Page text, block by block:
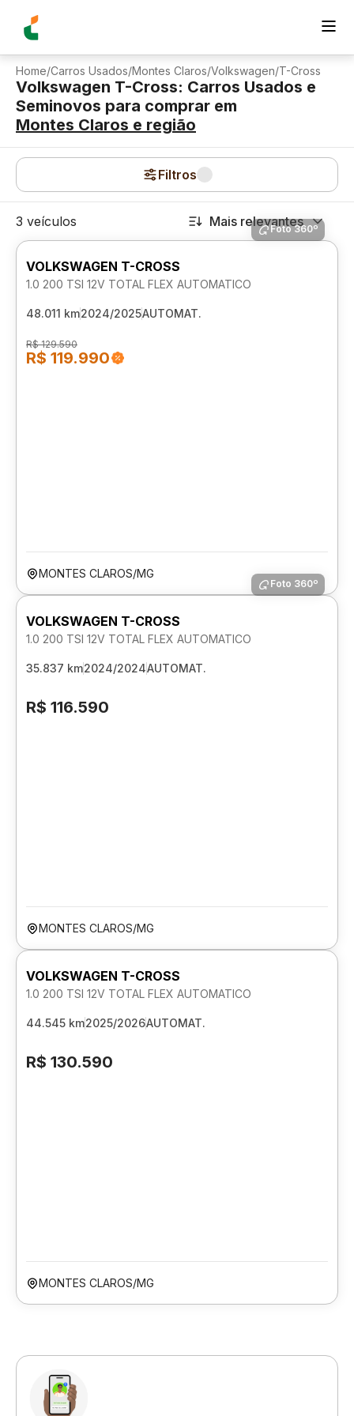
Home/Carros Usados/Montes Claros/Volkswagen/T-Cross
Volkswagen T-Cross: Carros Usados e
Seminovos para comprar em
Montes Claros e região
Filtros
3 veículos Mais relevantes
Foto 360º
VOLKSWAGEN T-CROSS
1.0 200 TSI 12V TOTAL FLEX AUTOMATICO
48.011 km2024/2025AUTOMAT.
R$ 129.590
R$ 119.990
MONTES CLAROS/MG
Foto 360º
VOLKSWAGEN T-CROSS
1.0 200 TSI 12V TOTAL FLEX AUTOMATICO
35.837 km2024/2024AUTOMAT.
R$ 116.590
MONTES CLAROS/MG
VOLKSWAGEN T-CROSS
1.0 200 TSI 12V TOTAL FLEX AUTOMATICO
44.545 km2025/2026AUTOMAT.
R$ 130.590
MONTES CLAROS/MG